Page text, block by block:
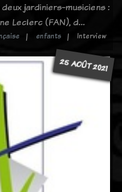
jardiniers-musiciens :
Leclerc (FAN), d…
enfants Interview
25 AOÛT 2021